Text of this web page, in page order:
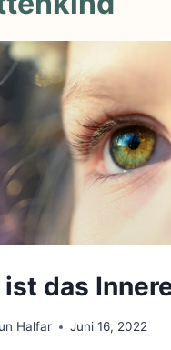
ist das
Halfar Juni 16, 2022